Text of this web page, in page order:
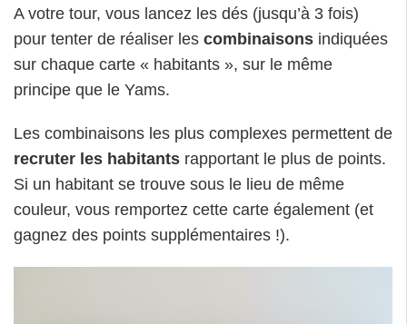
A votre tour, vous lancez les dés (jusqu’à 3 fois)
pour tenter de réaliser les combinaisons indiquées
sur chaque carte « habitants », sur le même
principe que le Yams.
Les combinaisons les plus complexes permettent de
recruter les habitants rapportant le plus de points.
Si un habitant se trouve sous le lieu de même
couleur, vous remportez cette carte également (et
gagnez des points supplémentaires !).